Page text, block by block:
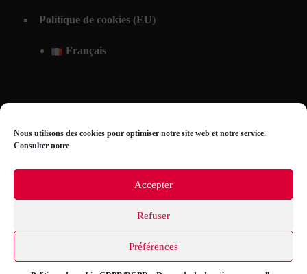
Nous utilisons des cookies pour optimiser notre site web et notre service.
Consulter notre
Accepter
Refuser
Préférences
Politique de cookies (EU)
Français
© 2026 Atelier Bricout. Tous droits reservés. | Réalisation PimpMyWeb